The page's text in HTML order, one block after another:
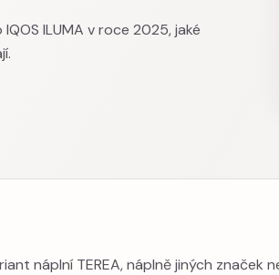
ILUMA v roce 2025, jaké
náplní TEREA, náplně jiných značek